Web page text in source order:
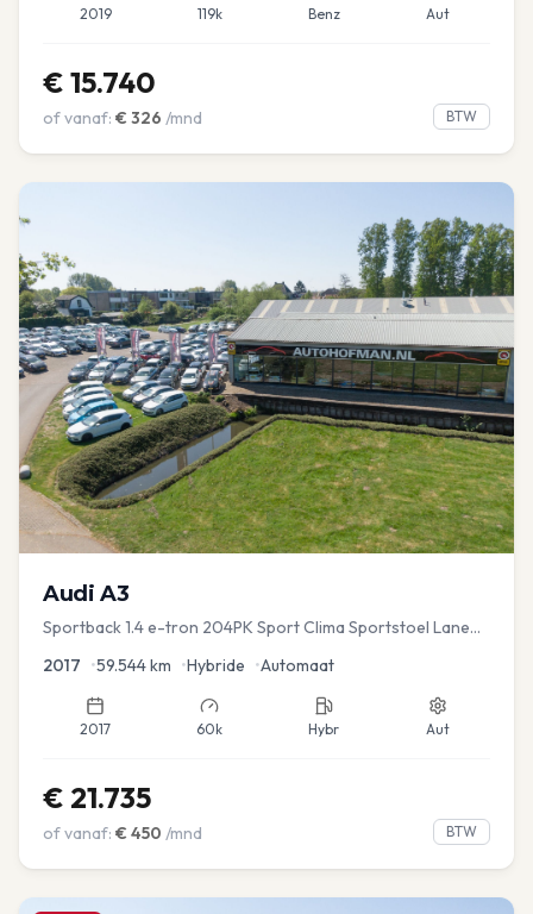
2019 119k Benz Aut
€ 15.740
of vanaf: € 326 /mnd BTW
Audi A3
Sportback 1.4 e-tron 204PK Sport Clima Sportstoel Lane
2017 •59.544km •Hybride •Automaat
2017 60k Hybr Aut
€ 21.735
of vanaf: € 450 /mnd BTW